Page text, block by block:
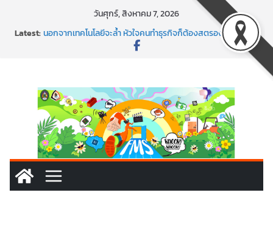
วันศุกร์, สิงหาคม 7, 2026
Latest:นอกจากเทคโนโลยีจะล้ำ หัวใจคนทำธุรกิจก็ต้องสตรอง!
พร้อมลุยแล้ว! ปักหมุดโรดแมป AI อัปสกิลธุรกิจให้พุ่งทะยาน
มรภ.เลย ได้สกิลทันสมัยแบบจัดเต็ม